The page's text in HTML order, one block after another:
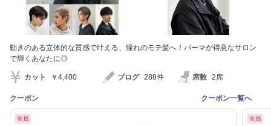
動きのある立体的な質感で叶える、憧れのモテ髪へ！パーマが得意なサロン
で輝くあなたに◎
カット ￥4,400 ブログ 288件 席数 2席
クーポン クーポン一覧へ
全員 全員